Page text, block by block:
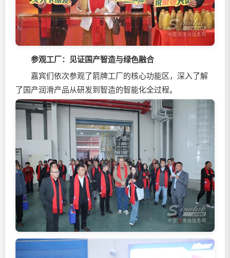
参观工厂：
见证国产智造与绿色融合
嘉宾们依次参观了箭牌工厂的核心功能区，深入了解
了国产润滑产品从研发到智造的智能化全过程。